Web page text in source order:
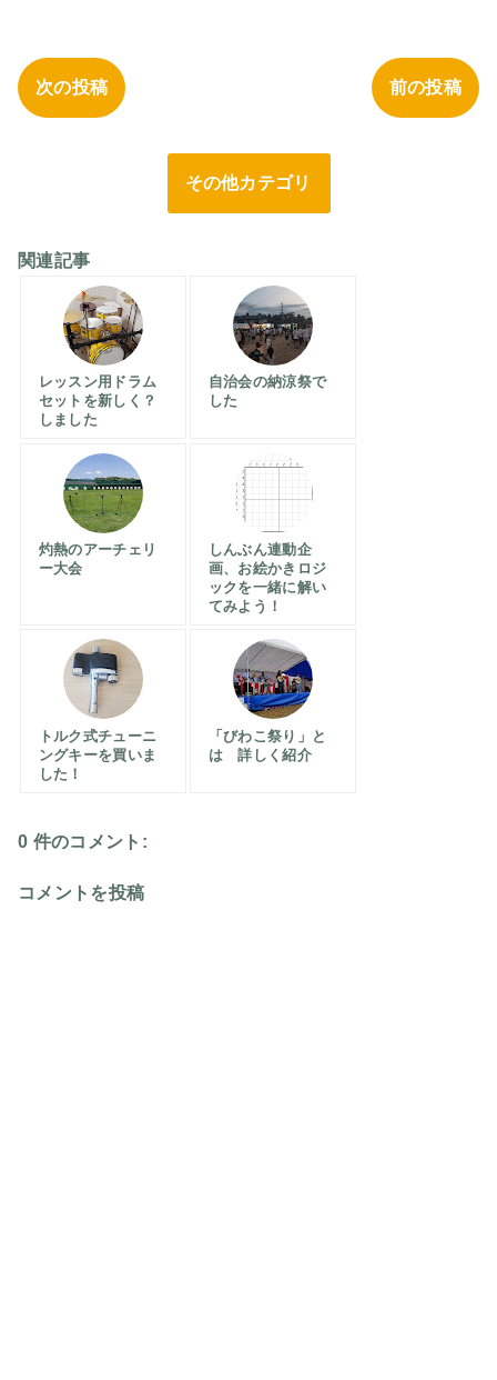
次の投稿 前の投稿
その他カテゴリ
関連記事
レッスン用ドラム
セットを新しく？
しました
自治会の納涼祭で
した
灼熱のアーチェリ
ー大会
しんぶん連動企
画、お絵かきロジ
ックを一緒に解い
てみよう！
トルク式チューニ
ングキーを買いま
した！
「びわこ祭り」と
は 詳しく紹介
0 件のコメント:
コメントを投稿